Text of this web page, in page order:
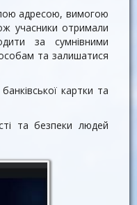
адресою, вимогою
учасники отримали
за сумнівними
та залишатися
картки та
та безпеки людей